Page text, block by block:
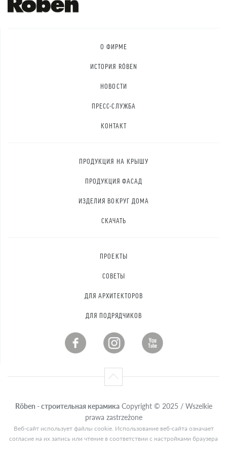
О ФИРМЕ
ИСТОРИЯ RÖBEN
НОВОСТИ
ПРЕСС-СЛУЖБА
КОНТАКТ
ПРОДУКЦИЯ НА КРЫШУ
ПРОДУКЦИЯ ФАСАД
ИЗДЕЛИЯ ВОКРУГ ДОМА
СКАЧАТЬ
ПРОЕКТЫ
СОВЕТЫ
ДЛЯ АРХИТЕКТОРОВ
ДЛЯ ПОДРЯДЧИКОВ
Röben - строительная керамикаCopyright © 2025 / Wszelkie
prawa zastrzeżone
Веб-сайт использует файлы cookie. Использование веб-сайта означает
согласие на их запись или чтение в соответствии с настройками браузера